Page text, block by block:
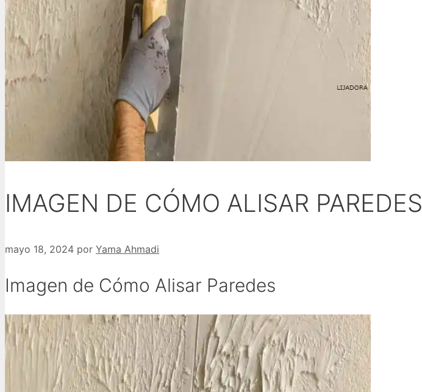
IMAGEN DE CÓMO ALISAR PAREDES
mayo 18, 2024 por Yama Ahmadi
Imagen de Cómo Alisar Paredes